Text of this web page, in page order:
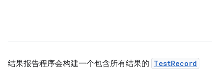
结果报告程序会构建一个包含所有结果的 TestRecord